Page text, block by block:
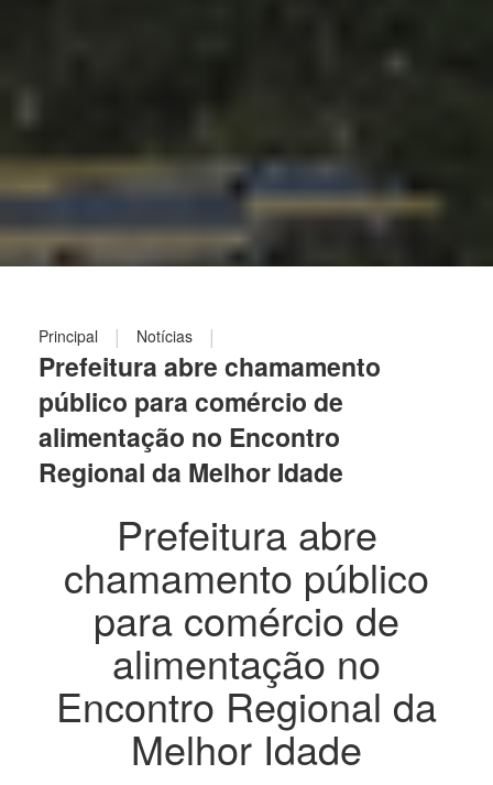
Principal | Notícias |
Prefeitura abre chamamento
público para comércio de
alimentação no Encontro
Regional da Melhor Idade
Prefeitura abre
chamamento público
para comércio de
alimentação no
Encontro Regional da
Melhor Idade